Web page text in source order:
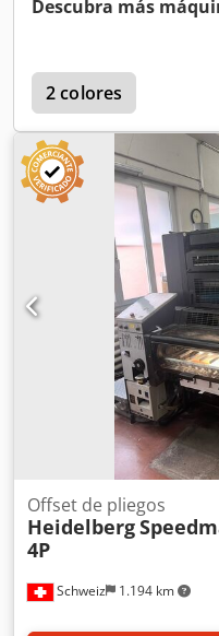
Stop. Crjdozrp Thspfx
Descubra más
2 colores
Schweiz 1.194 km
Offset de pliegos
Heidelberg
4P